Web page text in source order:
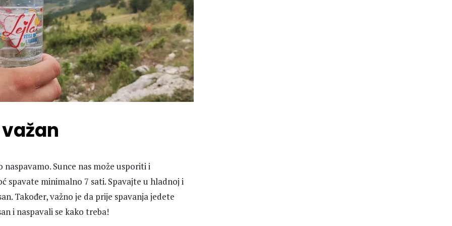
Sunce nas može usporiti i
spavate minimalno 7 sati. Spavajte u hladnoj i
Također, važno je da prije spavanja jedete
i naspavali se kako treba!